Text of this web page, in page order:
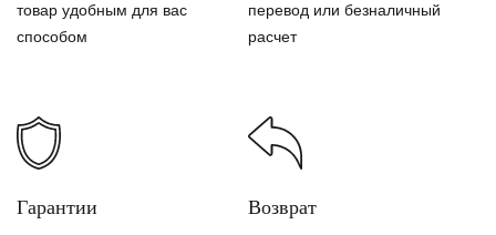
товар удобным для вас
способом
перевод или безналичный
расчет
Гарантии Возврат